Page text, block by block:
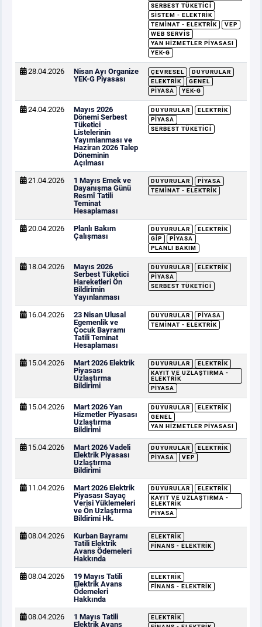
SERBEST TÜKETICI
SISTEM - ELEKTRIK
TEMINAT - ELEKTRIK
VEP
WEB SERVIS
YAN HIZMETLER PIYASASI
YEK-G
28.04.2026
Nisan Ayı Organize
YEK-G Piyasası
ÇEVRESEL
DUYURULAR
ELEKTRIK
GENEL
PIYASA
YEK-G
24.04.2026
Mayıs 2026
Dönemi Serbest
Tüketici
Listelerinin
Yayımlanması ve
Haziran 2026 Talep
Döneminin
Açılması
DUYURULAR
ELEKTRIK
PIYASA
SERBEST TÜKETICI
21.04.2026
1 Mayıs Emek ve
Dayanışma Günü
Resmî Tatili
Teminat
Hesaplaması
DUYURULAR
PIYASA
TEMINAT - ELEKTRIK
20.04.2026
Planlı Bakım
Çalışması
DUYURULAR
ELEKTRIK
GİP
PIYASA
PLANLI BAKIM
18.04.2026
Mayıs 2026
Serbest Tüketici
Hareketleri Ön
Bildirimin
Yayınlanması
DUYURULAR
ELEKTRIK
PIYASA
SERBEST TÜKETICI
16.04.2026
23 Nisan Ulusal
Egemenlik ve
Çocuk Bayramı
Tatili Teminat
Hesaplaması
DUYURULAR
PIYASA
TEMINAT - ELEKTRIK
15.04.2026
Mart 2026 Elektrik
Piyasası
Uzlaştırma
Bildirimi
DUYURULAR
ELEKTRIK
KAYIT VE UZLAŞTIRMA -
ELEKTRIK
PIYASA
15.04.2026
Mart 2026 Yan
Hizmetler Piyasası
Uzlaştırma
Bildirimi
DUYURULAR
ELEKTRIK
GENEL
YAN HIZMETLER PIYASASI
15.04.2026
Mart 2026 Vadeli
Elektrik Piyasası
Uzlaştırma
Bildirimi
DUYURULAR
ELEKTRIK
PIYASA
VEP
11.04.2026
Mart 2026 Elektrik
Piyasası Sayaç
Verisi Yüklemeleri
ve Ön Uzlaştırma
Bildirimi Hk.
DUYURULAR
ELEKTRIK
KAYIT VE UZLAŞTIRMA -
ELEKTRIK
PIYASA
08.04.2026
Kurban Bayramı
Tatili Elektrik
Avans Ödemeleri
Hakkında
ELEKTRIK
FINANS - ELEKTRIK
08.04.2026
19 Mayıs Tatili
Elektrik Avans
Ödemeleri
Hakkında
ELEKTRIK
FINANS - ELEKTRIK
08.04.2026
1 Mayıs Tatili
Elektrik Avans
ELEKTRIK